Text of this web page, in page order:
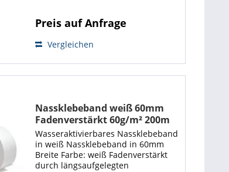
mit dem Karton und hat eine
Preis auf Anfrage
Vergleichen
Nassklebeband weiß 60mm
Fadenverstärkt 60g/m² 200m
Wasseraktivierbares Nassklebeband
in weiß Nassklebeband in 60mm
Breite Farbe: weiß Fadenverstärkt
durch längsaufgelegten